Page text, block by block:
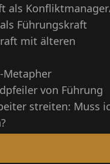
als
Führungskraft
mit älteren
Metapher
von Führung
streiten: Muss